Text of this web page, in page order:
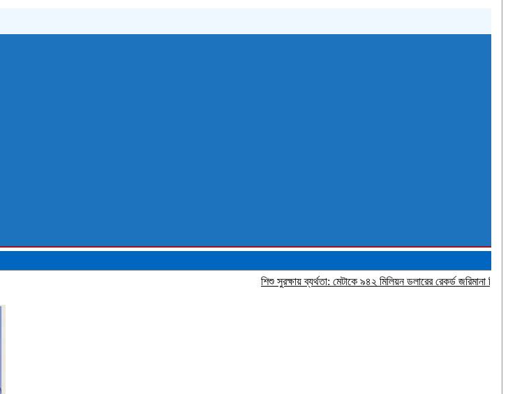
শিশু সুরক্ষায় ব্যর্থতা: মেটাকে ৯৪২ মিলিয়ন ডলারের রেকর্ড জরিমানা নিউ মেক্সিকোর